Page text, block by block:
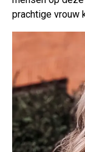
prachtige vrouw